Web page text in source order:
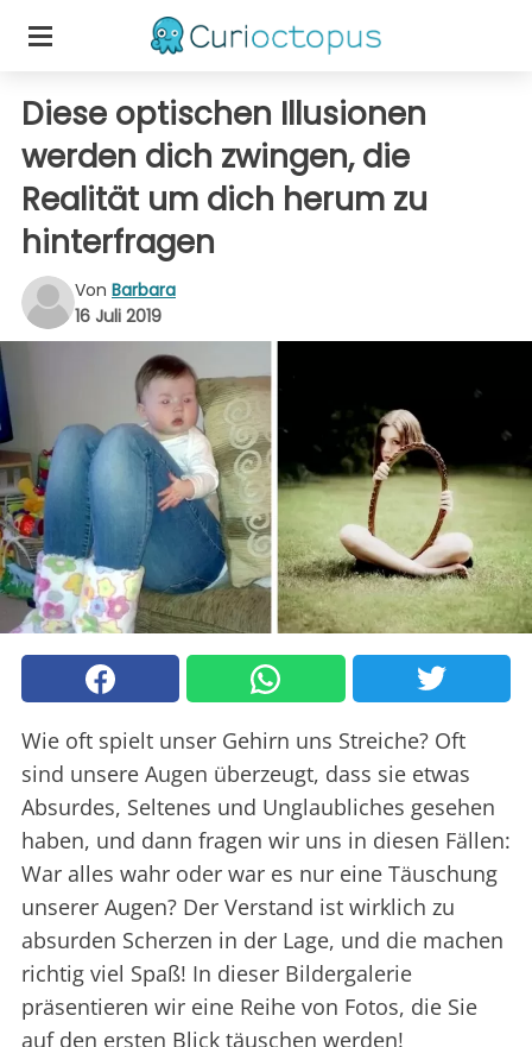
Diese optischen Illusionen
werden dich zwingen, die
Realität um dich herum zu
hinterfragen
Von Barbara
16 Juli 2019
Wie oft spielt unser Gehirn uns Streiche? Oft
sind unsere Augen überzeugt, dass sie etwas
Absurdes, Seltenes und Unglaubliches gesehen
haben, und dann fragen wir uns in diesen Fällen:
War alles wahr oder war es nur eine Täuschung
unserer Augen? Der Verstand ist wirklich zu
absurden Scherzen in der Lage, und die machen
richtig viel Spaß! In dieser Bildergalerie
präsentieren wir eine Reihe von Fotos, die Sie
auf den ersten Blick täuschen werden!